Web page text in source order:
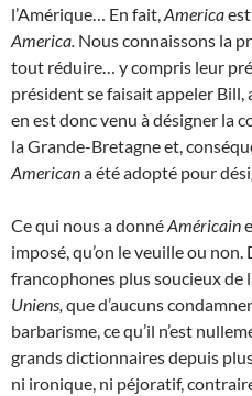
l’Amérique… En fait,America
America. Nous connaissons la
tout réduire… y compris leur
président se faisait appeler
en est donc venu à désigner la
la Grande-Bretagne et,
Americana été adopté pour
Ce qui nous a donnéAméricain
imposé, qu’on le veuille ou
francophones plus soucieux
Uniens, que d’aucuns
barbarisme, ce qu’il n’est
grands dictionnaires depuis
ni ironique, ni péjoratif,